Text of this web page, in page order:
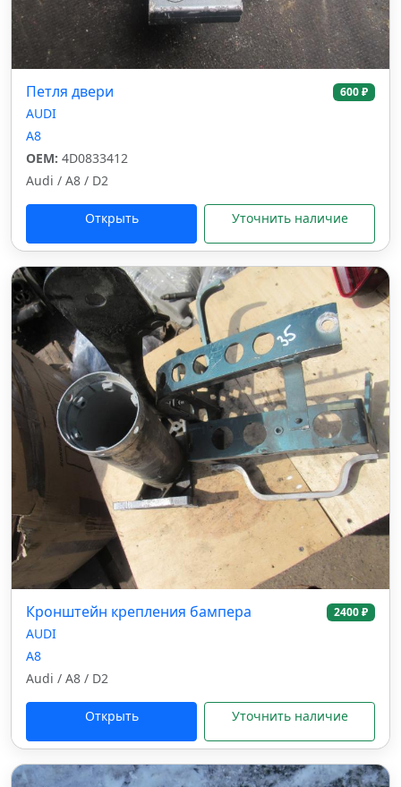
Петля двери 600 ₽
AUDI
A8
OEM: 4D0833412
Audi / A8 / D2
Открыть Уточнить наличие
Кронштейн крепления бампера 2400 ₽
AUDI
A8
Audi / A8 / D2
Открыть Уточнить наличие